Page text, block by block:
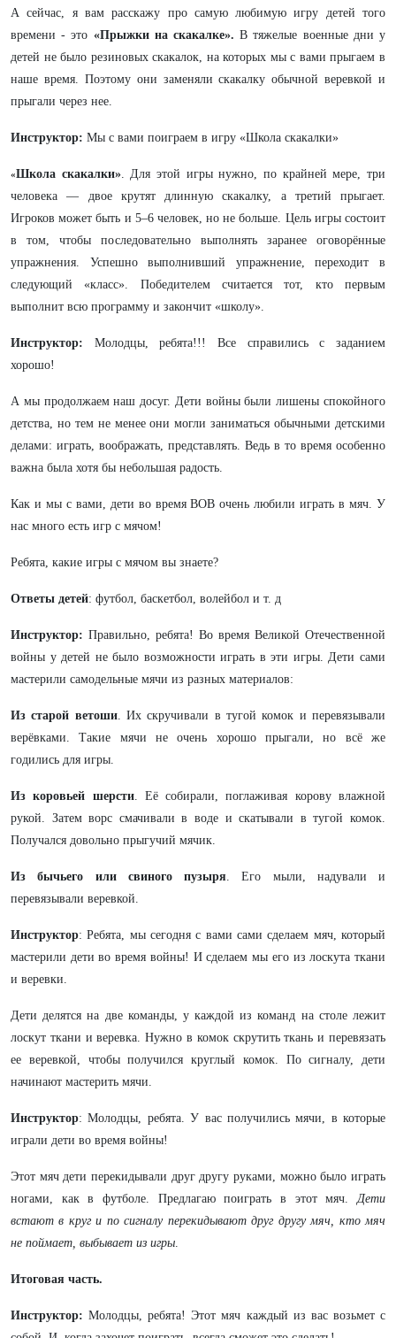
А сейчас, я вам расскажу про самую любимую игру детей того
времени - это «Прыжки на скакалке». В тяжелые военные дни у
детей не было резиновых скакалок, на которых мы с вами прыгаем в
наше время. Поэтому они заменяли скакалку обычной веревкой и
прыгали через нее.
Инструктор: Мы с вами поиграем в игру «Школа скакалки»
«Школа скакалки». Для этой игры нужно, по крайней мере, три
человека — двое крутят длинную скакалку, а третий прыгает.
Игроков может быть и 5–6 человек, но не больше. Цель игры состоит
в том, чтобы последовательно выполнять заранее оговорённые
упражнения. Успешно выполнивший упражнение, переходит в
следующий «класс». Победителем считается тот, кто первым
выполнит всю программу и закончит «школу».
Инструктор: Молодцы, ребята!!! Все справились с заданием
хорошо!
А мы продолжаем наш досуг. Дети войны были лишены спокойного
детства, но тем не менее они могли заниматься обычными детскими
делами: играть, воображать, представлять. Ведь в то время особенно
важна была хотя бы небольшая радость.
Как и мы с вами, дети во время ВОВ очень любили играть в мяч. У
нас много есть игр с мячом!
Ребята, какие игры с мячом вы знаете?
Ответы детей: футбол, баскетбол, волейбол и т. д
Инструктор: Правильно, ребята! Во время Великой Отечественной
войны у детей не было возможности играть в эти игры. Дети сами
мастерили самодельные мячи из разных материалов:
Из старой ветоши. Их скручивали в тугой комок и перевязывали
верёвками. Такие мячи не очень хорошо прыгали, но всё же
годились для игры.
Из коровьей шерсти. Её собирали, поглаживая корову влажной
рукой. Затем ворс смачивали в воде и скатывали в тугой комок.
Получался довольно прыгучий мячик.
Из бычьего или свиного пузыря. Его мыли, надували и
перевязывали веревкой.
Инструктор: Ребята, мы сегодня с вами сами сделаем мяч, который
мастерили дети во время войны! И сделаем мы его из лоскута ткани
и веревки.
Дети делятся на две команды, у каждой из команд на столе лежит
лоскут ткани и веревка. Нужно в комок скрутить ткань и перевязать
ее веревкой, чтобы получился круглый комок. По сигналу, дети
начинают мастерить мячи.
Инструктор: Молодцы, ребята. У вас получились мячи, в которые
играли дети во время войны!
Этот мяч дети перекидывали друг другу руками, можно было играть
ногами, как в футболе. Предлагаю поиграть в этот мяч.Дети
встают в круг и по сигналу перекидывают друг другу мяч, кто мяч
не поймает, выбывает из игры.
Итоговая часть.
Инструктор: Молодцы, ребята! Этот мяч каждый из вас возьмет с